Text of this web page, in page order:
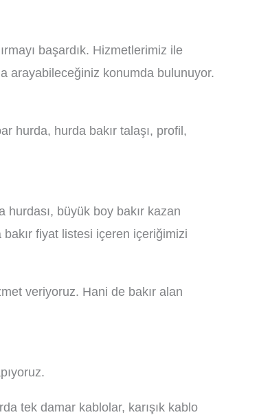
başardık. Hizmetlerimiz ile
arayabileceğiniz konumda bulunuyor.
hurda, hurda bakır talaşı, profil,
hurdası, büyük boy bakır kazan
fiyat listesi içeren içeriğimizi
veriyoruz. Hani de bakır alan
tek damar kablolar, karışık kablo